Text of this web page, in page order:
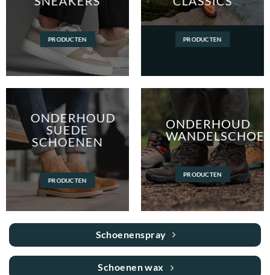
PRODUCTEN PRODUCTEN
ONDERHOUD
SUEDE
SCHOENEN
PRODUCTEN
ONDERHOUD
PRODUCTEN
Schoenenspray
Schoenen wax